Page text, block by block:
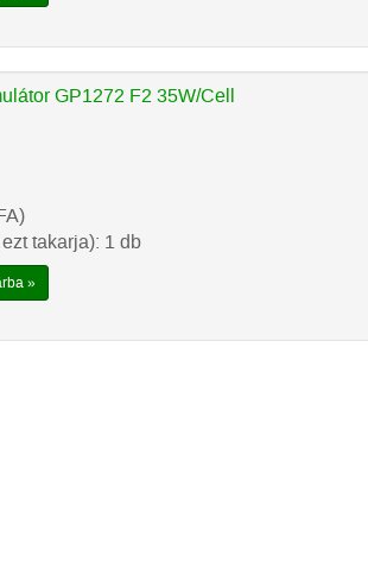
GP1272 F2 35W/Cell
takarja): 1 db
»